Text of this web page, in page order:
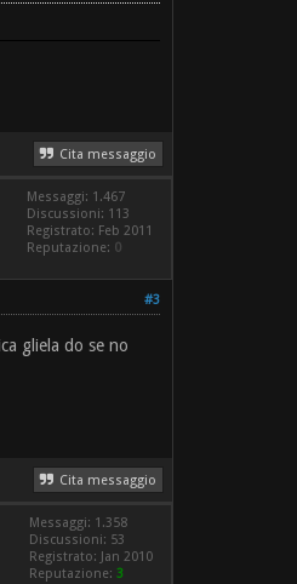
Cita messaggio
Messaggi: 1.467
Discussioni: 113
Registrato: Feb 2011
Reputazione: 0
#3
gliela do se no
Cita messaggio
Messaggi: 1.358
Discussioni: 53
Registrato: Jan 2010
Reputazione: 3